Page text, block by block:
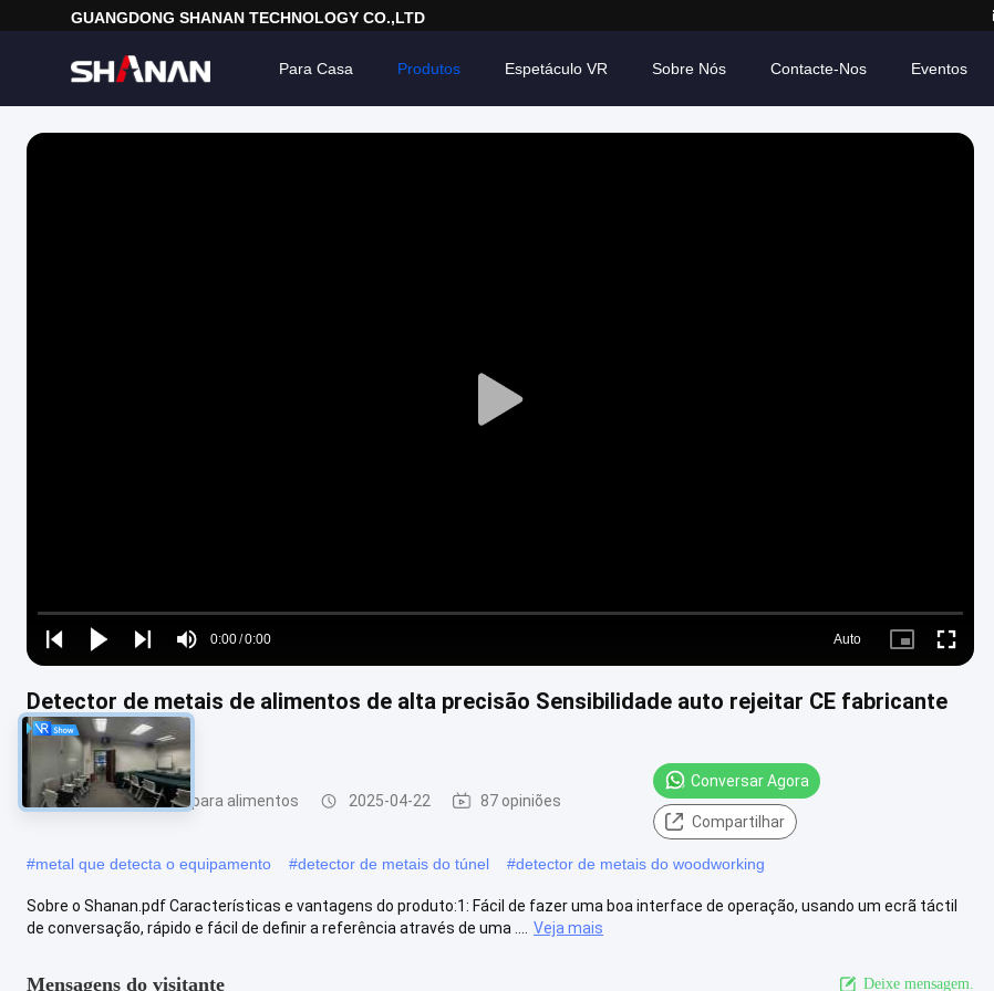
GUANGDONG SHANAN TECHNOLOGY CO.,LTD
Para Casa Produtos Espetáculo VR Sobre Nós Contacte-Nos Eventos
Play
Play
Play
Play
Mute
Time
0:00/0:00
Loaded:
0%
Auto
Picture- Fullscreen
Detector de metais de alimentos de alta precisão Sensibilidade auto rejeitar CE fabricante
certificado ISO
Detector de metais para alimentos 2025-04-22 87 opiniões
Conversar Agora
Compartilhar
#metal que detecta o equipamento #detector de metais do túnel #detector de metais do woodworking
Sobre o Shanan.pdf Características e vantagens do produto:1: Fácil de fazer uma boa interface de operação, usando um ecrã táctil
de conversação, rápido e fácil de definir a referência através de uma ....
Veja mais
Mensagens do visitante Deixe mensagem.